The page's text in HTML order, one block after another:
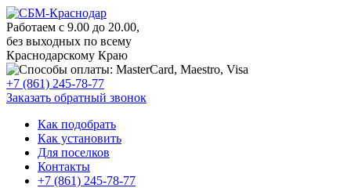
Работаем с 9.00 до 20.00,
без выходных по всему
Краснодарскому Краю
+7 (861) 245-78-77
Заказать обратный звонок
Как подобрать
Как установить
Для поселков
Контакты
+7 (861) 245-78-77